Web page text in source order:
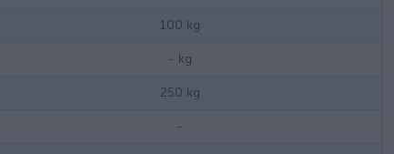
100 kg
- kg
250 kg
-